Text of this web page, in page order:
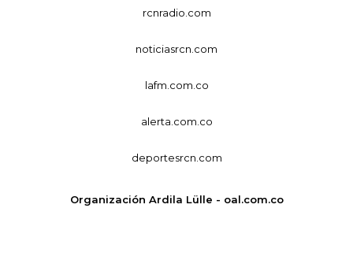
rcnradio.com
noticiasrcn.com
lafm.com.co
alerta.com.co
deportesrcn.com
Organización Ardila Lülle - oal.com.co